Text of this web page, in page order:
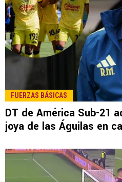
FUERZAS BÁSICAS
DT de América Sub-21
joya de las Águilas en